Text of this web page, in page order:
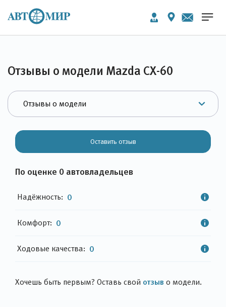
Отзывы о модели Mazda CX-60
Хочешь быть первым? Оставь свой отзыв о модели.
Оставить отзыв
По оценке 0 автовладельцев
Надёжность: 0
Комфорт: 0
Ходовые качества: 0